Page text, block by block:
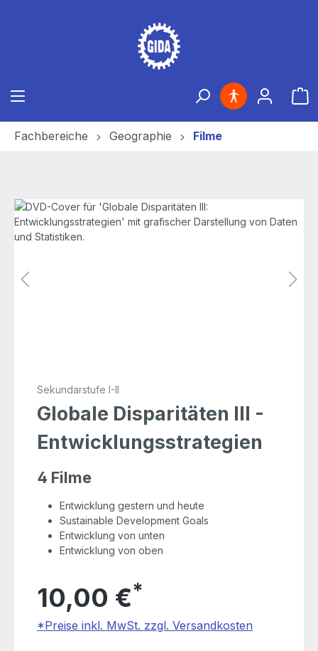
Fachbereiche Geographie Filme
Bildergalerie überspringen
Sekundarstufe I-II
Globale Disparitäten III -
Entwicklungsstrategien
4 Filme
Entwicklung gestern und heute
Sustainable Development Goals
Entwicklung von unten
Entwicklung von oben
10,00 €*
*Preise inkl. MwSt. zzgl. Versandkosten